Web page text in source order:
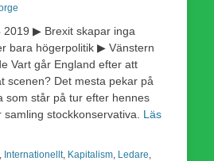
2019 ▶ Brexit skapar inga
bara högerpolitik ▶ Vänstern
Vart går England efter att
scenen? Det mesta pekar på
som står på tur efter hennes
stockkonservativa. Läs
Internationellt, Kapitalism Ledare